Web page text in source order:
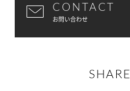
CONTACT
お問い合わせ
SHARE